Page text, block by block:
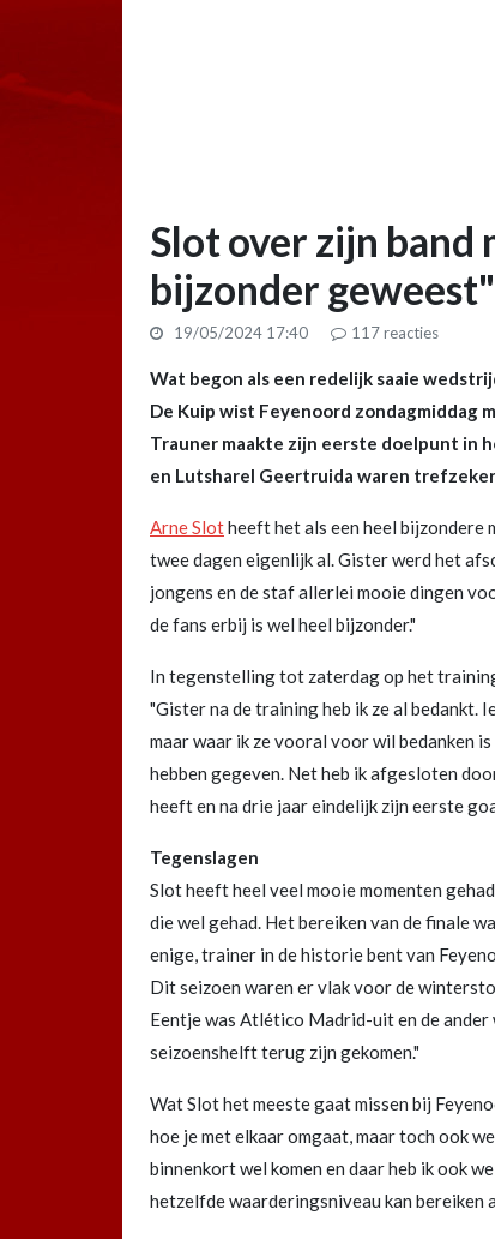
Slot over zijn band
bijzonder geweest"
19/05/2024 17:40 117reacties
Wat begon als een redelijk saaie
De Kuip wist Feyenoord zondagmiddag
Trauner maakte zijn eerste doelpunt in
en Lutsharel Geertruida waren trefzeker.
Arne Slotheeft het als een heel
twee dagen eigenlijk al. Gister werd het
jongens en de staf allerlei mooie dingen
de fans erbij is wel heel bijzonder."
In tegenstelling tot zaterdag op het
"Gister na de training heb ik ze al bedankt.
maar waar ik ze vooral voor wil bedanken
hebben gegeven. Net heb ik afgesloten
heeft en na drie jaar eindelijk zijn eerste
Tegenslagen
Slot heeft heel veel mooie momenten
die wel gehad. Het bereiken van de finale
enige, trainer in de historie bent van
Dit seizoen waren er vlak voor de
Eentje was Atlético Madrid-uit en de ander
seizoenshelft terug zijn gekomen."
Wat Slot het meeste gaat missen bij
hoe je met elkaar omgaat, maar toch ook
binnenkort wel komen en daar heb ik ook
hetzelfde waarderingsniveau kan bereiken